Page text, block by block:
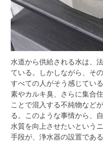
水道から供給される水は、
ている。
しかしながら、そ
すべての人がそう感じてい
素やカルキ臭、さらに集合
ことで混入する不純物など
る。このような事情から、
水質を向上させたいという
手段が、浄水器の設置である